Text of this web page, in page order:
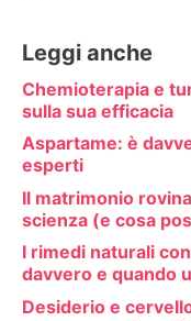
Leggi anche
Chemioterapia e
sulla sua efficacia
Aspartame: è
esperti
Il matrimonio
scienza (e cosa
I rimedi naturali
davvero e quando
Desiderio e